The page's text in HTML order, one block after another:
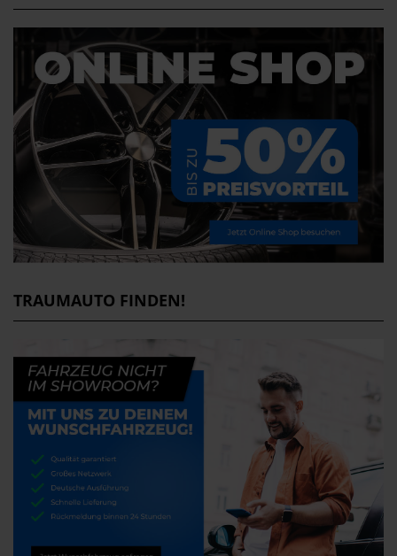
TRAUMAUTO FINDEN!